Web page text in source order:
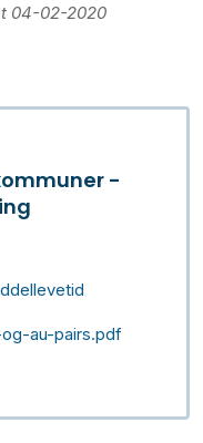
04-02-2020
-
au-pairs.pdf